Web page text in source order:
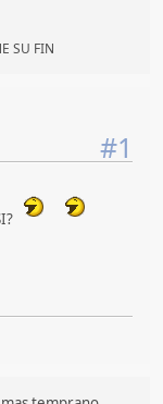
SU FIN
#1